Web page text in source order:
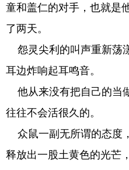
童和盖仁的对手，也就是
了两天。
怨灵尖利的叫声重新荡
耳边炸响起耳鸣音。
他从来没有把自己的当
往往不会活很久的。
众鼠一副无所谓的态度
释放出一股土黄色的光芒